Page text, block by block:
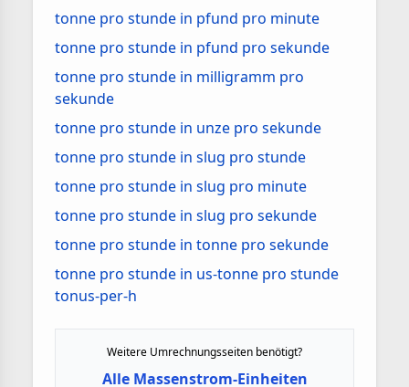
tonne pro stunde in pfund pro minute
tonne pro stunde in pfund pro sekunde
tonne pro stunde in milligramm pro
sekunde
tonne pro stunde in unze pro sekunde
tonne pro stunde in slug pro stunde
tonne pro stunde in slug pro minute
tonne pro stunde in slug pro sekunde
tonne pro stunde in tonne pro sekunde
tonne pro stunde in us-tonne pro stunde
tonus-per-h
Weitere Umrechnungsseiten benötigt?
Alle Massenstrom-Einheiten